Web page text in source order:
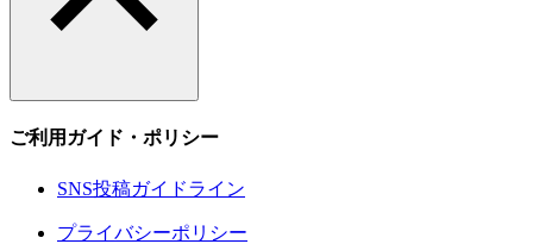
ご利用ガイド・ポリシー
SNS投稿ガイドライン
プライバシーポリシー